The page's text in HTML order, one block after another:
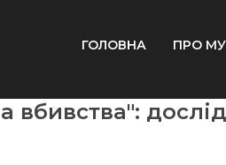
ГОЛОВНА ПРО
вбивства":